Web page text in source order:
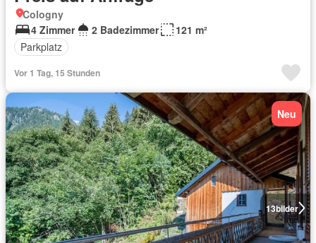
Cologny
4 Zimmer
2 Badezimmer
121 m²
Parkplatz
Vor 1 Tag, 15 Stunden
13bilder
Neu